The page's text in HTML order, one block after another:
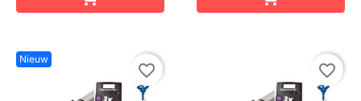
Nieuw
favorite_border favorite_border